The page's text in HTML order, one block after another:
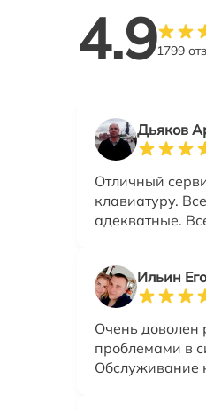
4.91799
Дьяков
Отличный
клавиатуру.
адекватные.
Ильин
Очень доволен
проблемами в
Обслуживание